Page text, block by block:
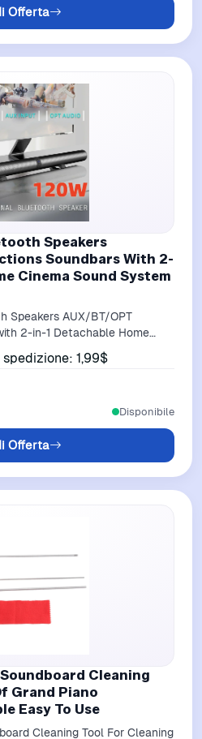
Offerta
Speakers
Soundbars With 2-
Cinema Sound System
Speakers AUX/BT/OPT
2-in-1 Detachable Home
Soundbar
1,99$
Offerta
Disponibile
Cleaning
Grand Piano
Easy To Use
Cleaning Tool For Cleaning